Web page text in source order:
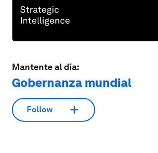
Mantente al día:
Gobernanza mundial
Follow